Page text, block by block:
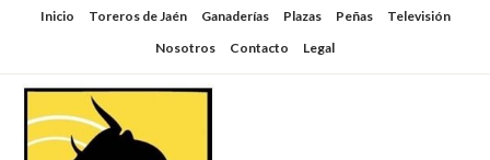
SaltarInicio Toreros de Jaén Ganaderías Plazas Peñas
Televisión
Nosotros
Contacto Legal